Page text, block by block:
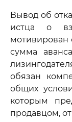
Вывод об
истца о
мотивирован
сумма
обязан
общих
которым
продавцом,